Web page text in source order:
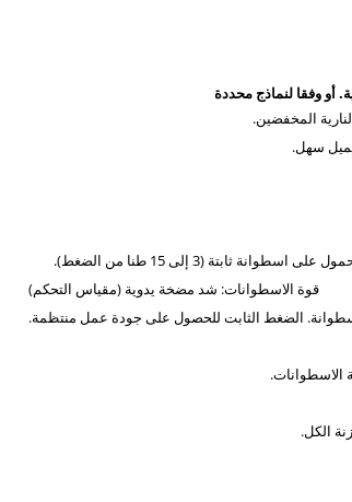
أو وفقا لنماذج محددة
المخفضين.
سهل.
قوة الاسطوانات: شد مضخة يدوية (مقياس التحكم)
الضغط الثابت للحصول على جودة عمل منتظمة.
الاسطوانات.
الكل.